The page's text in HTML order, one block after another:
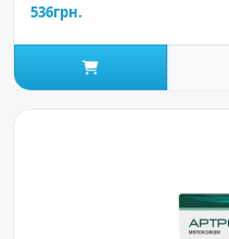
536грн.